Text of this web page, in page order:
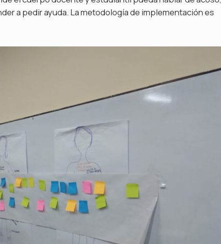
a pedir ayuda. La metodología de implementación es